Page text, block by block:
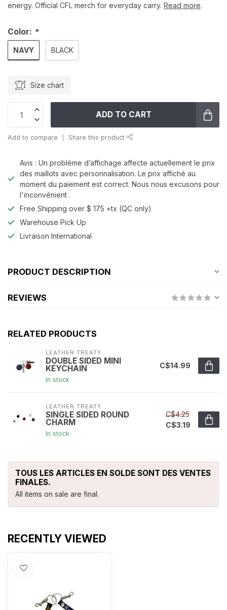
energy. Official CFL merch for everyday carry. Read more.
Color: *
NAVY BLACK
Size chart
ADD TO CART
Add to compare Share this product
Avis : Un problème d’affichage affecte actuellement le prix
des maillots avec personnalisation. Le prix affiché au
moment du paiement est correct. Nous nous excusons pour
l'inconvénient .
Free Shipping over $ 175 +tx (QC only)
Warehouse Pick Up
Livraison International
PRODUCT DESCRIPTION
REVIEWS
RELATED PRODUCTS
LEATHER TREATY
DOUBLE SIDED MINI
KEYCHAIN
In stock
C$14.99
LEATHER TREATY
SINGLE SIDED ROUND
CHARM
In stock
C$4.25
C$3.19
TOUS LES ARTICLES EN SOLDE SONT DES VENTES
FINALES.
All items on sale are final.
RECENTLY VIEWED